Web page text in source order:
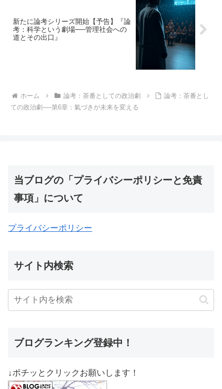
新たに論考シリーズ開始【予告】『論
考：科学という劇場──管理社会への
道とその出口』
ホーム 論考：茶番としての政治劇
論考：茶番とし
ての政治劇──第6章：氣づきが未来を変える
当ブログの「プライバシーポリシーと免責
事項」について
プライバシーポリシー
サイト内検索
ブログランキング登録中！
↓ポチッとクリックお願いします！